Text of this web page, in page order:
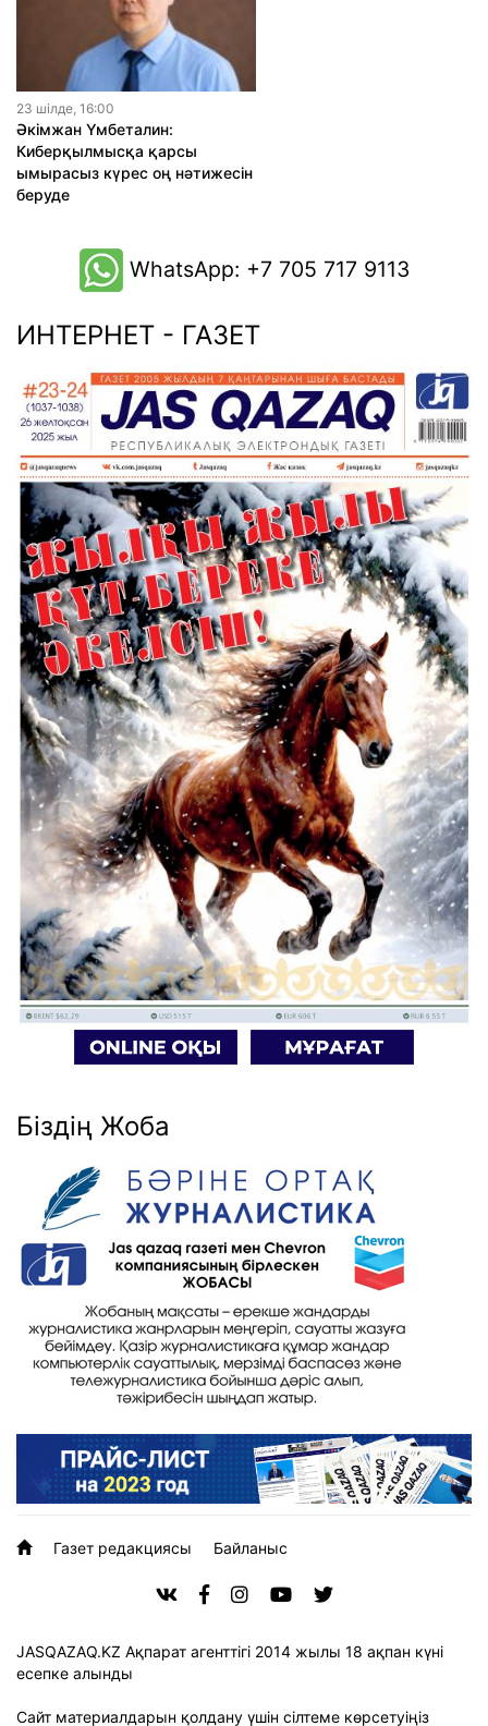
23 шiлде, 16:00
Әкімжан Үмбеталин:
Киберқылмысқа қарсы
ымырасыз күрес оң нәтижесін
беруде
WhatsApp: +7 705 717 9113
ИНТЕРНЕТ - ГАЗЕТ
Біздің Жоба
Газет редакциясы Байланыс
JASQAZAQ.KZ Ақпарат агенттігі 2014 жылы 18 ақпан күні
есепке алынды
Сайт материалдарын қолдану үшін сілтеме көрсетуіңіз